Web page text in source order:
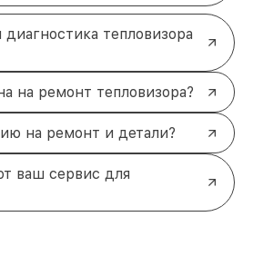
диагностика тепловизора
на ремонт тепловизора?
на ремонт и детали?
ваш сервис для